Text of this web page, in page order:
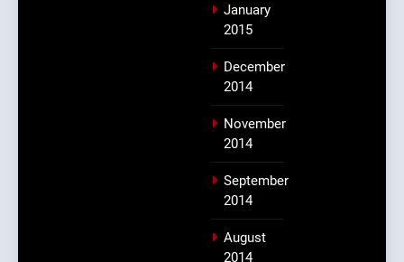
January
2015
December
2014
November
2014
September
2014
August
2014